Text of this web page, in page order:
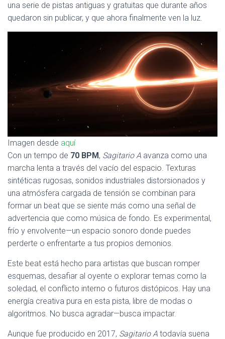
una serie de pistas antiguas y gratuitas que durante años
quedaron sin publicar, y que ahora finalmente ven la luz.
Imagen desde aquí
Con un tempo de 70 BPM, Sagitario A avanza como una
marcha lenta a través del vacío del espacio. Texturas
sintéticas rugosas, sonidos industriales distorsionados y
una atmósfera cargada de tensión se combinan para
formar un beat que se siente más como una señal de
advertencia que como música de fondo. Es experimental,
frío y envolvente—un espacio sonoro donde puedes
perderte o enfrentarte a tus propios demonios.
Este beat está hecho para artistas que buscan romper
esquemas, desafiar al oyente o explorar temas como la
soledad, el conflicto interno o futuros distópicos. Hay una
energía creativa pura en esta pista, libre de modas o
algoritmos. No busca agradar—busca impactar.
Aunque fue producido en 2017, Sagitario A todavía suena